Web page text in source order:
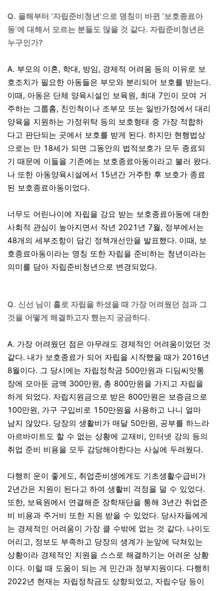
Q. 올해부터 ‘자립준비청년’으로 명칭이 바뀐 ‘보호종료아
동’에 대해서 모르는 분들도 많을 것 같다. 자립준비청년은
누구인가?
A. 부모의 이혼, 학대, 방임, 경제적 어려움 등의 이유로 보
호조치가 필요한 아동들은 부모와 분리되어 보호를 받는다.
이때, 아동은 단체 양육시설인 보육원, 최대 7인이 모여 거
주하는 그룹홈, 친인척이나 조부모 또는 일반가정에서 대리
양육을 지원하는 가정위탁 등의 보호형태 중 가장 적합하
다고 판단되는 곳에서 보호를 받게 된다. 하지만 현행법상
으로는 만 18세가 되면 그동안의 법적보호가 모두 종료되
기 때문에 이들을 기존에는 보호종료아동이라고 불러 왔다.
나 또한 아동양육시설에서 15년간 거주한 후 보호가 종료
된 보호종료아동이었다.
너무도 어린나이에 자립을 강요 받는 보호종료아동에 대한
사회적 관심이 높아지면서 작년 2021 년 7월, 정부에서는
48개의 세부조항이 담긴 정책개선안을 발표했다. 이때, 보
호종료아동이라는 명칭 또한 자립을 준비하는 청년이라는
의미를 담아 자립준비청년으로 변경되었다.
Q. 신선 님이 홀로 자립을 하셨을 때 가장 어려웠던 점과 그
것을 어떻게 해결하고자 했는지 궁금하다.
A. 가장 어려웠던 점은 아무래도 경제적인 어려움이었던 것
같다. 내가 보호종료가 되어 자립을 시작했을 때가 2016년
8월이다. 그 당시에는 자립정착금 500만원과 디딤씨앗통
장에 모아둔 금액 300만원, 총 800만원을 가지고 자립을
하게 되었다. 자립지원금으로 받은 800만원은 보증금으로
100만원, 가구 구입비로 150만원을 사용하고 나니 얼마
남지 않았다. 당장의 생활비가 매달 50만원, 공부를 하느라
아르바이트도 할 수 없는 상황에 교재비, 인터넷 강의 등의
취업 준비 비용을 모두 감당해야한다는 사실에 두려웠다.
다행히 운이 좋게도, 취업준비생에게도 기초생활수급비가
2년간은 지원이 된다고 하여 생활비 걱정을 덜 수 있었다.
또한, 보육원에서 연결해준 장학재단을 통해 3년간 취업준
비 비용과 주거비 또한 지원 받을 수 있었다. 당사자들에게
는 경제적인 어려움이 가장 클 수밖에 없는 것 같다. 나이도
어리고, 정보도 부족하고 당장의 생계가 눈앞에 닥쳐있는
상황이라 경제적인 지원을 스스로 해결하기는 어려운 상황
이다. 이럴 때 도움이 되는 게 민간과 정부지원이다. 다행히
2022년 현재는 자립정착금도 상향되었고, 자립수당 등이